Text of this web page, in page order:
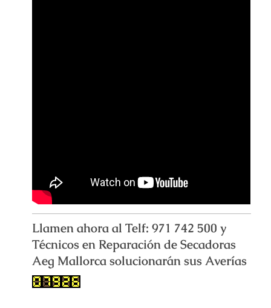
Llamen ahora al Telf: 971 742 500 y
Técnicos en Reparación de Secadoras
Aeg Mallorca solucionarán sus Averías